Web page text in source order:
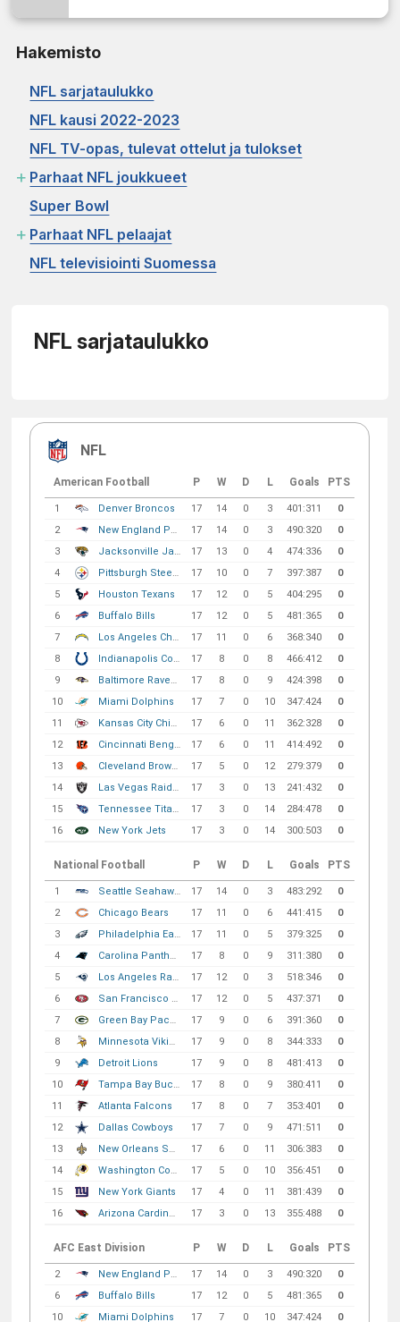
Hakemisto
NFL sarjataulukko
NFL kausi 2022-2023
NFL TV-opas, tulevat ottelut ja tulokset
+ Parhaat NFL joukkueet
Super Bowl
+ Parhaat NFL pelaajat
NFL televisiointi Suomessa
NFL sarjataulukko